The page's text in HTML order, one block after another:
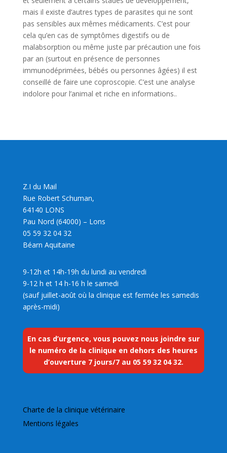
mais il existe d’autres types de parasites qui ne sont
pas sensibles aux mêmes médicaments. C’est pour
cela qu’en cas de symptômes digestifs ou de
malabsorption ou même juste par précaution une fois
par an (surtout en présence de personnes
immunodéprimées, bébés ou personnes âgées) il est
conseillé de faire une coproscopie. C’est une analyse
indolore pour l’animal et riche en informations..
Z.I du Mail
Rue Robert Schuman,
64140 LONS
Pau Nord (64000) – Lons
05 59 32 04 32
Béarn Aquitaine
9-12h et 14h-19h du lundi au vendredi
9-12 h et 14 h-16 h le samedi
(sauf juillet-août où la clinique est fermée les samedis
après-midi)
En cas d’urgence, vous pouvez nous joindre sur
le numéro de la clinique en dehors des heures
d’ouverture 7 jours/7 au 05 59 32 04 32.
Charte de la clinique vétérinaire
Mentions légales